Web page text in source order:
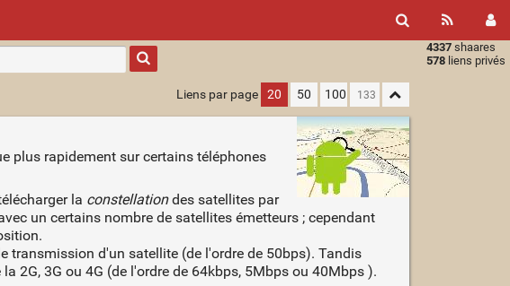
4337 shaares
578 liens privés
Type 1 or
more
characters
results.
Liens par page 20 50 100
plus rapidement sur certains téléphones
la constellationdes satellites par
un certains nombre de satellites émetteurs ; cependant
transmission d'un satellite (de l'ordre de 50bps). Tandis
2G, 3G ou 4G (de l'ordre de 64kbps, 5Mbps ou 40Mbps ).